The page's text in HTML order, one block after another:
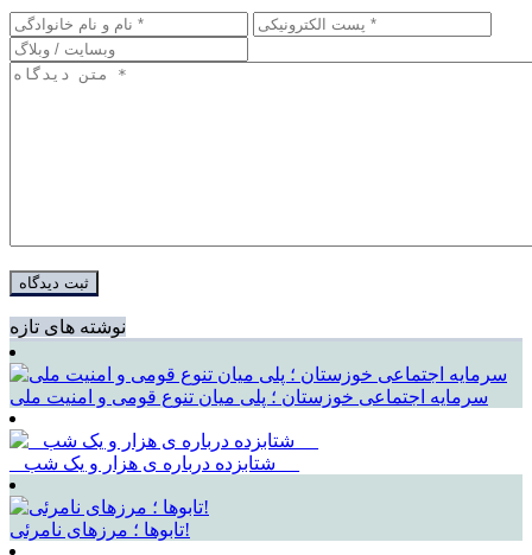
نوشته های تازه
سرمایه اجتماعی خوزستان ؛ پلی میان تنوع قومی و امنیت ملی
تابوها ؛ مرزهای نامرئی!